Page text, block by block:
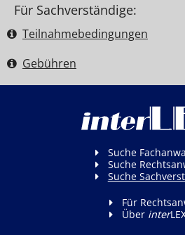
Für Sachverständige:
Teilnahme­bedingungen
Gebühren
Suche
Suche
Suche
Für
Über inter